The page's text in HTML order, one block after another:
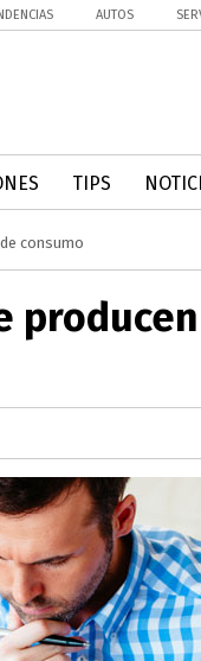
AUTOS
TIPS
consumo